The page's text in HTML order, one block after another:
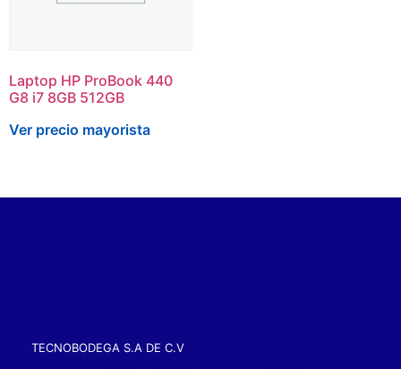
Laptop HP ProBook 440
G8 i7 8GB 512GB
Ver precio mayorista
TECNOBODEGA S.A DE C.V